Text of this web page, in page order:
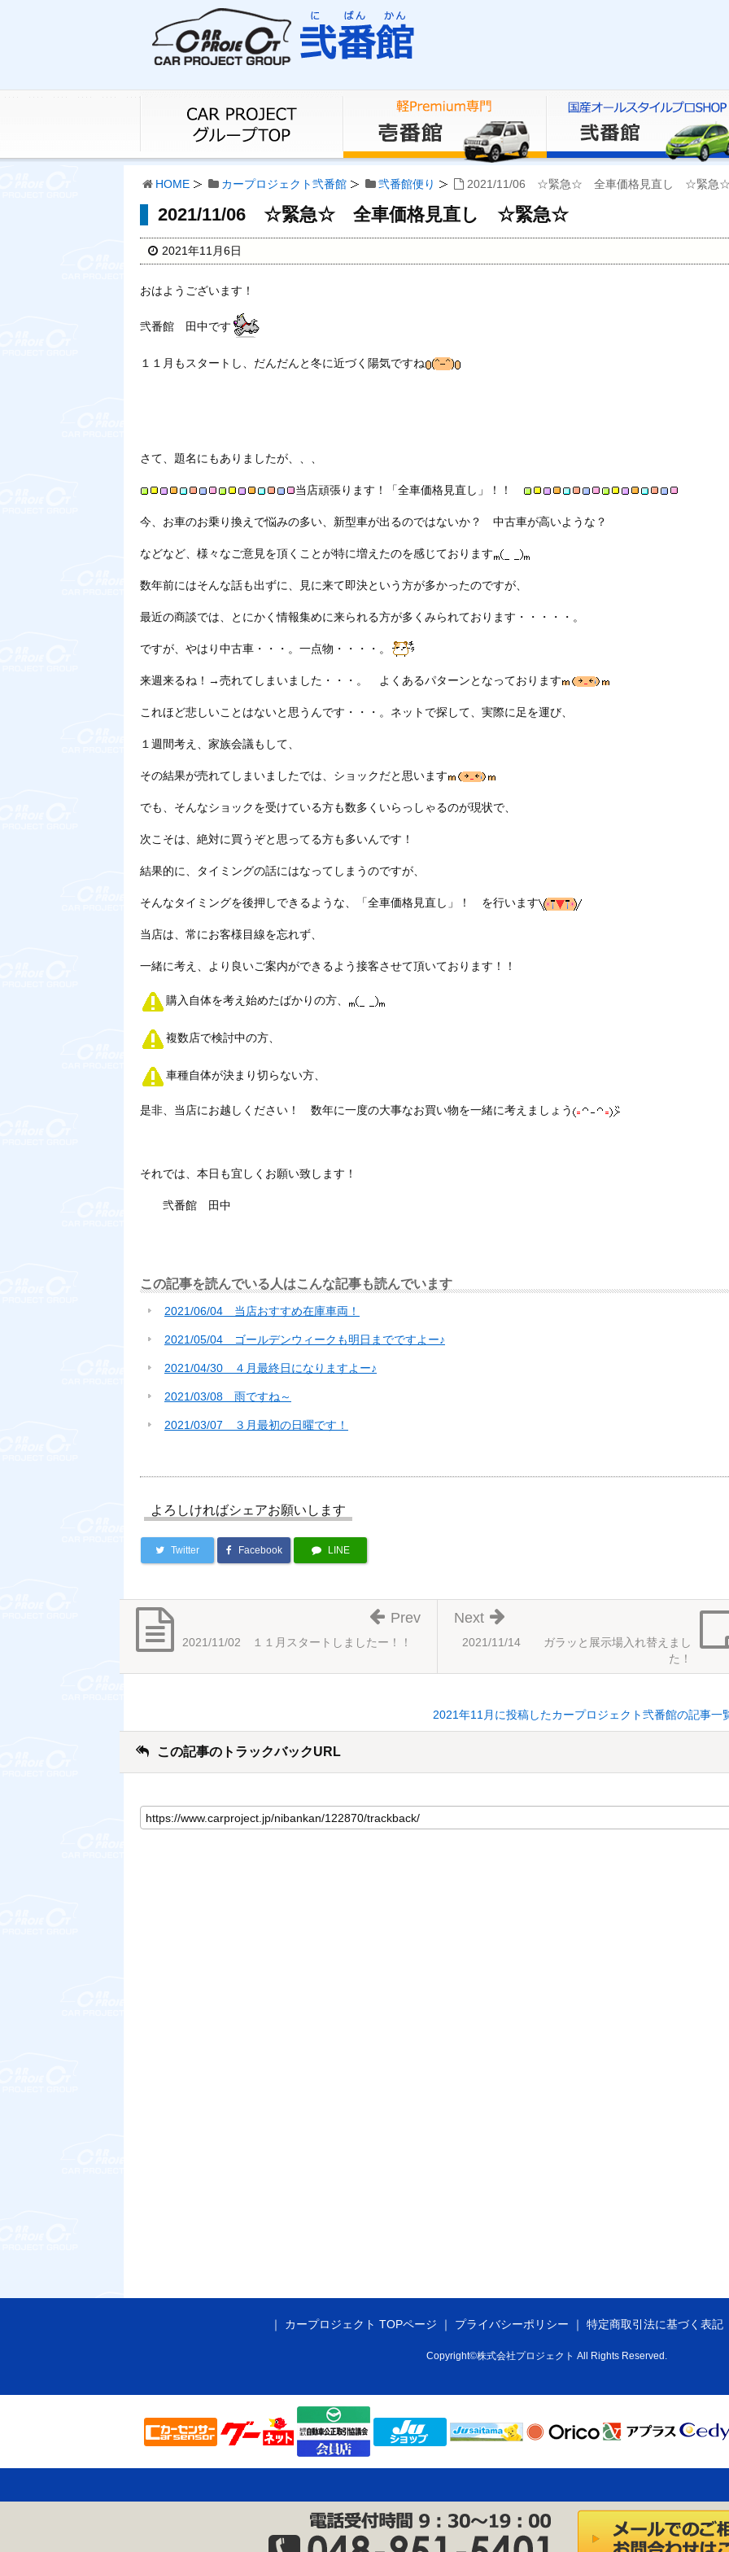
HOME カープロジェクト弐番館 弐番館便り 2021/11/06 ☆緊急☆ 全車価格見直し ☆緊急
2021/11/06 ☆緊急☆ 全車価格見直し ☆緊急☆
2021年11月6日
おはようございます！
弐番館 田中です
１１月もスタートし、だんだんと冬に近づく陽気ですね
さて、題名にもありましたが、、、
当店頑張ります！「全車価格見直し」！！
今、お車のお乗り換えで悩みの多い、新型車が出るのではないか？ 中古車が高いような？
などなど、様々なご意見を頂くことが特に増えたのを感じております
数年前にはそんな話も出ずに、見に来て即決という方が多かったのですが、
最近の商談では、とにかく情報集めに来られる方が多くみられております・・・・・。
ですが、やはり中古車・・・。一点物・・・・。
来週来るね！→売れてしまいました・・・。 よくあるパターンとなっております
これほど悲しいことはないと思うんです・・・。ネットで探して、実際に足を運び、
１週間考え、家族会議もして、
その結果が売れてしまいましたでは、ショックだと思います
でも、そんなショックを受けている方も数多くいらっしゃるのが現状で、
次こそは、絶対に買うぞと思ってる方も多いんです！
結果的に、タイミングの話にはなってしまうのですが、
そんなタイミングを後押しできるような、「全車価格見直し」！ を行います
当店は、常にお客様目線を忘れず、
一緒に考え、より良いご案内ができるよう接客させて頂いております！！
購入自体を考え始めたばかりの方、
複数店で検討中の方、
車種自体が決まり切らない方、
是非、当店にお越しください！ 数年に一度の大事なお買い物を一緒に考えましょう
それでは、本日も宜しくお願い致します！
弐番館 田中
この記事を読んでいる人はこんな記事も読んでいます
2021/06/04 当店おすすめ在庫車両！
2021/05/04 ゴールデンウィークも明日までですよー♪
2021/04/30 ４月最終日になりますよー♪
2021/03/08 雨ですね～
2021/03/07 ３月最初の日曜です！
よろしければシェアお願いします
Twitter Facebook LINE
2021/11/14 ガラッと展示場入れ替えまし
た！
Next
2021/11/02 １１月スタートしましたー！！
Prev
2021年11月に投稿したカープロジェクト弐番館の記事一
この記事のトラックバックURL
カープロジェクト TOPページ プライバシーポリシー 特定商取引法に基づく表記
Copyright©株式会社プロジェクト All Rights Reserved.